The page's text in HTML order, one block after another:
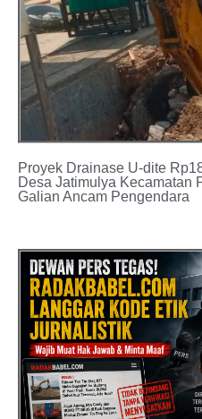
Proyek Drainase U-dite
Desa Jatimulya Kecamatan
Galian Ancam Pengendara